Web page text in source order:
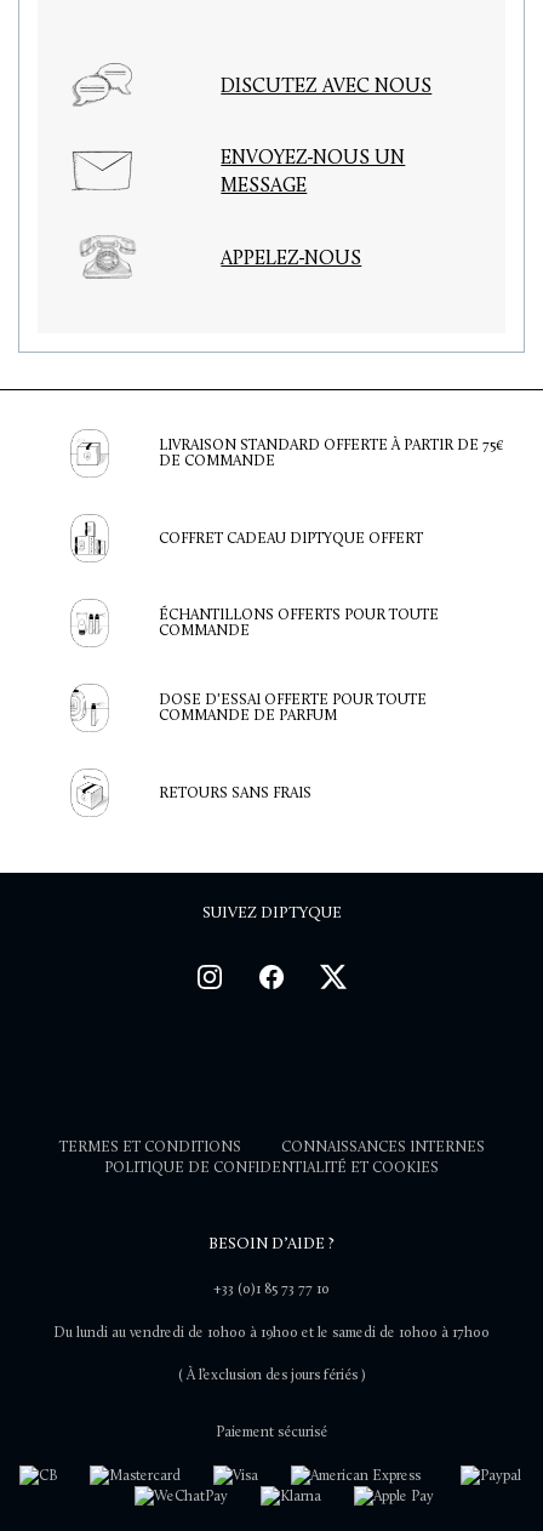
DISCUTEZ AVEC NOUS
ENVOYEZ-NOUS UN
MESSAGE
APPELEZ-NOUS
LIVRAISON STANDARD OFFERTE À PARTIR DE 75€
DE COMMANDE
COFFRET CADEAU DIPTYQUE OFFERT
ÉCHANTILLONS OFFERTS POUR TOUTE
COMMANDE
DOSE D'ESSAI OFFERTE POUR TOUTE
COMMANDE DE PARFUM
RETOURS SANS FRAIS
SUIVEZ DIPTYQUE
TERMES ET CONDITIONS
CONNAISSANCES INTERNES
POLITIQUE DE CONFIDENTIALITÉ ET COOKIES
BESOIN D’AIDE ?
+33 (0)1 85 73 77 10
Du lundi au vendredi de 10h00 à 19h00 et le samedi de 10h00 à 17h00
( À l’exclusion des jours fériés )
Paiement sécurisé